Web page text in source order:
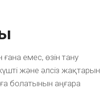
емес, өзін тану
және әлсіз жақтарын
болатынын аңғара